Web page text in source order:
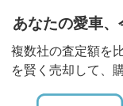
あなたの愛車、
複数社の査定額を
を賢く売却して、